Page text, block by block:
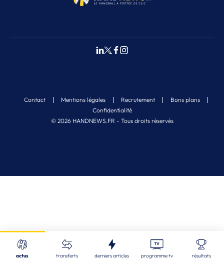
Recherche
© 2026 HANDNEWS.FR - Tous droits réservés
Contact Mentions légales Recrutement
Bons plans
Confidentialité
actus transferts derniers articles programme tv résultats
Nos derniers articles
CDF | 05/08/2026